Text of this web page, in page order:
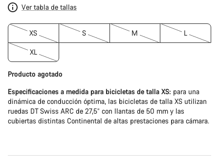
Ver tabla de tallas
XS S M L
XL
Producto agotado
Especificaciones a medida para bicicletas de talla XS: para una
dinámica de conducción óptima, las bicicletas de talla XS utilizan
ruedas DT Swiss ARC de 27,5” con llantas de 50 mm y las
cubiertas distintas Continental de altas prestaciones para cámara.